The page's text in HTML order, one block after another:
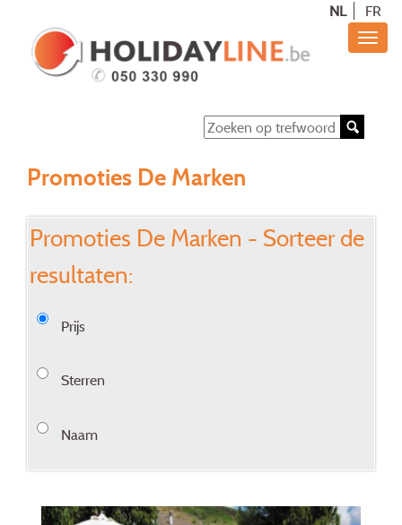
NL FR
Promoties De Marken
Promoties De Marken - Sorteer de
resultaten:
Prijs
Sterren
Naam